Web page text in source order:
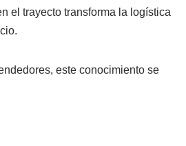
el trayecto transforma la logística
este conocimiento se